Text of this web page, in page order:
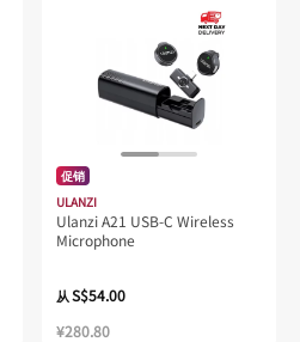
促销
ULANZI
Ulanzi A21 USB-C Wireless
Microphone
从S$54.00
¥280.80